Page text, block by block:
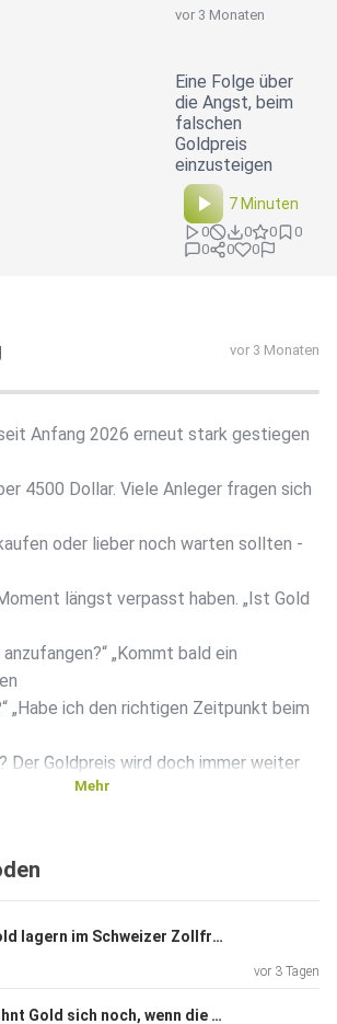
vor 3 Monaten
Eine Folge über
die Angst, beim
falschen
Goldpreis
einzusteigen
7 Minuten
0 0 0
0
0
0 0
vor 3 Monaten
Anfang 2026 erneut stark gestiegen
4500 Dollar. Viele Anleger fragen sich
oder lieber noch warten sollten -
längst verpasst haben. „Ist Gold
„Kommt bald ein
„Habe ich den richtigen Zeitpunkt beim
Der Goldpreis wird doch immer weiter
die aktuelle Marktsituation im
Spannungen, dem Iran-Konflikt, der
Energiepreisen, Krisenvorsorge
Mehr
#250 - Gold lagern im Schweizer Zollfreilager: Wer hat Zugriff auf dein Vermögen?
vor 3 Tagen
#249 - Lohnt Gold sich noch, wenn die Zinsen steigen?